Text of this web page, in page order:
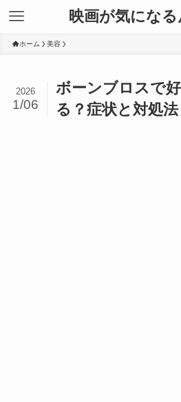
映画が気になる
ホーム 美容
ボーンブロスで
る？症状と対処法
2026
1/06